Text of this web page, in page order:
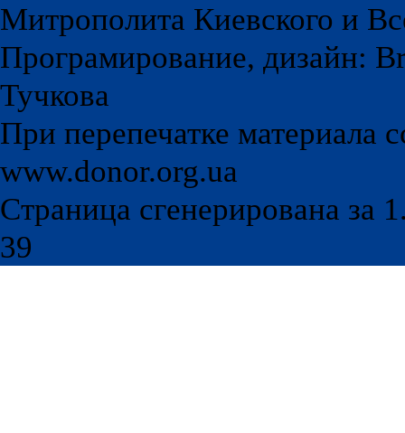
Митрополита Киевского и
Програмирование, дизайн:
Тучкова
При перепечатке материала
www.donor.org.ua
Страница сгенерирована за
39